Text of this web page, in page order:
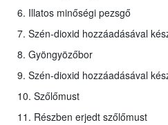
6. Illatos minőségi pezsgő
7. Szén-dioxid hozzáadásával
8. Gyöngyözőbor
9. Szén-dioxid hozzáadásával
10. Szőlőmust
11. Részben erjedt szőlőmust